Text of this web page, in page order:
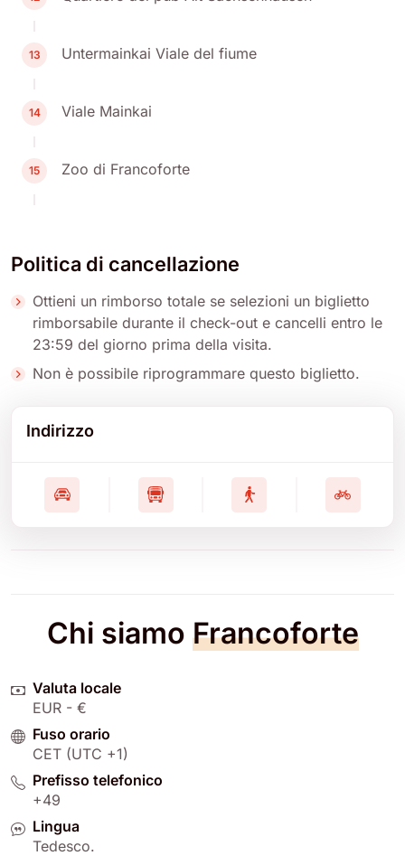
13 Untermainkai Viale del fiume
14 Viale Mainkai
15 Zoo di Francoforte
Politica di cancellazione
Ottieni un rimborso totale se selezioni un biglietto
rimborsabile durante il check-out e cancelli entro le
23:59 del giorno prima della visita.
Non è possibile riprogrammare questo biglietto.
Indirizzo
Chi siamo Francoforte
Valuta locale
EUR - €
Fuso orario
CET (UTC +1)
Prefisso telefonico
+49
Lingua
Tedesco.